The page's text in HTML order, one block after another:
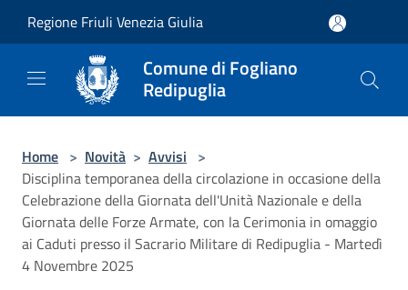
Regione Friuli Venezia Giulia
Comune di Fogliano
Redipuglia
Home > Novità > Avvisi >
Disciplina temporanea della circolazione in occasione della
Celebrazione della Giornata dell'Unità Nazionale e della
Giornata delle Forze Armate, con la Cerimonia in omaggio
ai Caduti presso il Sacrario Militare di Redipuglia - Martedì
4 Novembre 2025